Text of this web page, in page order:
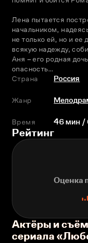
Лена пытается
начальником,
не только ей, но и
всякую надежду,
Аня – его родная
опасность…
Страна
Россия
Жанр
Время 46 мин /
Рейтинг
Оценка
Актёры и
сериала